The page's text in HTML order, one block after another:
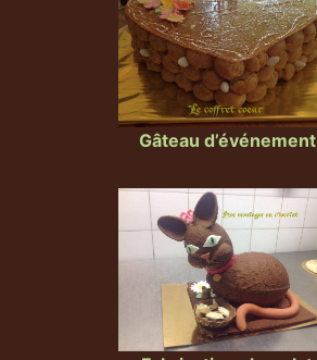
Gâteau d’événement